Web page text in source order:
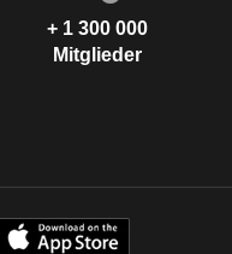
+ 1 300 000
Mitglieder